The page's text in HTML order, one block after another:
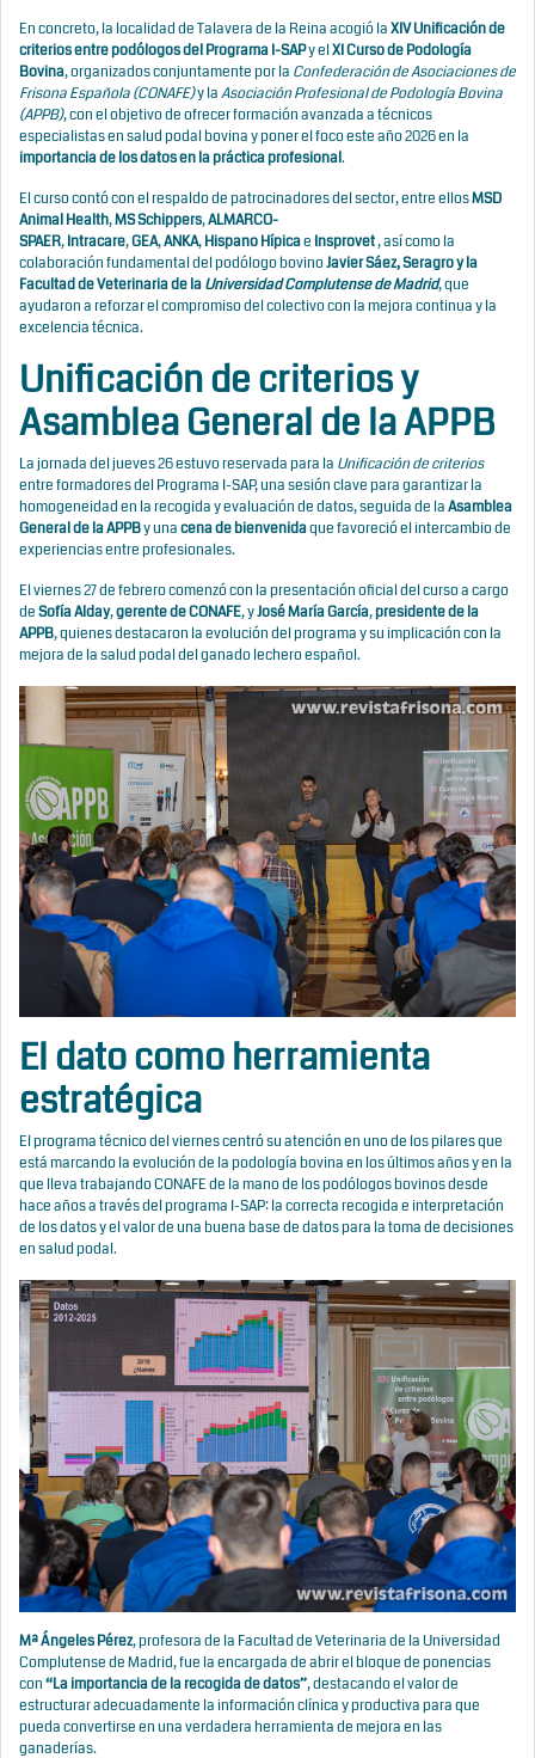
En concreto, la localidad de Talavera de la Reina acogió laXIV Unificación de
criterios entre podólogos del Programa I-SAPy elXI Curso de Podología
Bovina, organizados conjuntamente por la Confederación de Asociaciones de
Frisona Española (CONAFE)y laAsociación Profesional de Podología Bovina
(APPB), con el objetivo de ofrecer formación avanzada a técnicos
especialistas en salud podal bovina y poner el foco este año 2026 en la
importancia de los datos en la práctica profesional.
El curso contó con el respaldo de patrocinadores del sector, entre ellosMSD
Animal Health,MS Schippers,ALMARCO-
SPAER,Intracare,GEA,ANKA,Hispano Hípicae Insprovet, así como la
colaboración fundamental del podólogo bovinoJavier Sáez, Seragro y la
Facultad de Veterinaria de laUniversidad Complutense de Madrid, que
ayudaron a reforzar el compromiso del colectivo con la mejora continua y la
excelencia técnica.
Unificación de criterios y
Asamblea General de la APPB
La jornada del jueves 26 estuvo reservada para la Unificación de criterios
entre formadores del Programa I-SAP, una sesión clave para garantizar la
homogeneidad en la recogida y evaluación de datos, seguida de laAsamblea
General de la APPBy unacena de bienvenidaque favoreció el intercambio de
experiencias entre profesionales.
El viernes 27 de febrero comenzó con la presentación oficial del curso a cargo
deSofía Alday,gerente de CONAFE, yJosé María García,presidente de la
APPB, quienes destacaron la evolución del programa y su implicación con la
mejora de la salud podal del ganado lechero español.
El dato como herramienta
estratégica
El programa técnico del viernes centró su atención en uno de los pilares que
está marcando la evolución de la podología bovina en los últimos años y en la
que lleva trabajando CONAFE de la mano de los podólogos bovinos desde
hace años a través del programa I-SAP: la correcta recogida e interpretación
de los datos y el valor de una buena base de datos para la toma de decisiones
en salud podal.
Mª Ángeles Pérez, profesora de la Facultad de Veterinaria de la Universidad
Complutense de Madrid, fue la encargada de abrir el bloque de ponencias
con“La importancia de la recogida de datos”, destacando el valor de
estructurar adecuadamente la información clínica y productiva para que
pueda convertirse en una verdadera herramienta de mejora en las
ganaderías.